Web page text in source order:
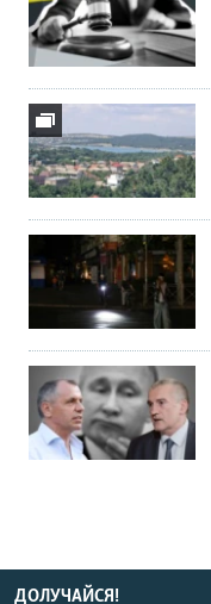
ДОЛУЧАЙСЯ!